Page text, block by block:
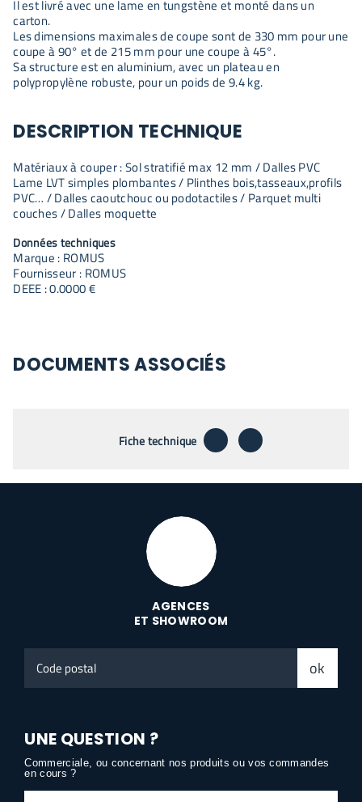
Il est livré avec une lame en tungstène et monté dans un
carton.
Les dimensions maximales de coupe sont de 330 mm pour une
coupe à 90° et de 215 mm pour une coupe à 45°.
Sa structure est en aluminium, avec un plateau en
polypropylène robuste, pour un poids de 9.4 kg.
DESCRIPTION TECHNIQUE
Matériaux à couper : Sol stratifié max 12 mm / Dalles PVC
Lame LVT simples plombantes / Plinthes bois,tasseaux,profils
PVC… / Dalles caoutchouc ou podotactiles / Parquet multi
couches / Dalles moquette
Données techniques
Marque : ROMUS
Fournisseur : ROMUS
DEEE : 0.0000 €
DOCUMENTS ASSOCIÉS
Fiche technique téléchargerenvoyer par
AGENCES
ET SHOWROOM
postal
ok
UNE QUESTION ?
Commerciale, ou concernant nos produits ou vos commandes
en cours ?